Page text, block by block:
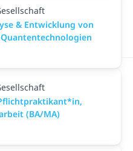
& Entwicklung von
(BA/MA)